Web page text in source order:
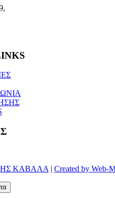
ΚΑΒΑΛΑ | Created by Web-